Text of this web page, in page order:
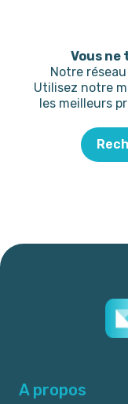
Vous ne
Notre
Utilisez notre
les meilleurs
A propos